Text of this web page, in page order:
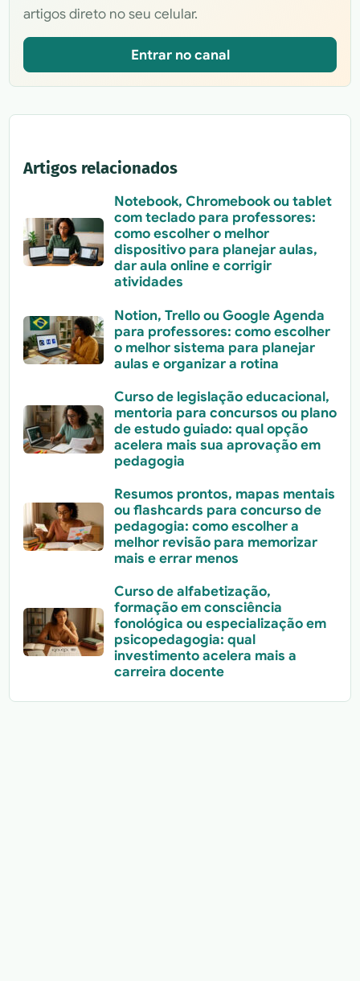
artigos direto no seu celular.
Entrar no canal
Artigos relacionados
Notebook, Chromebook ou tablet
com teclado para professores:
como escolher o melhor
dispositivo para planejar aulas,
dar aula online e corrigir
atividades
Notion, Trello ou Google Agenda
para professores: como escolher
o melhor sistema para planejar
aulas e organizar a rotina
Curso de legislação educacional,
mentoria para concursos ou plano
de estudo guiado: qual opção
acelera mais sua aprovação em
pedagogia
Resumos prontos, mapas mentais
ou flashcards para concurso de
pedagogia: como escolher a
melhor revisão para memorizar
mais e errar menos
Curso de alfabetização,
formação em consciência
fonológica ou especialização em
psicopedagogia: qual
investimento acelera mais a
carreira docente